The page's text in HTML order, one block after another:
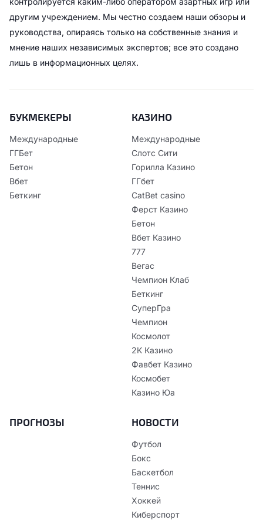
другим учреждением. Мы честно создаем наши обзоры и
руководства, опираясь только на собственные знания и
мнение наших независимых экспертов; все это создано
лишь в информационных целях.
БУКМЕКЕРЫ
Международные
ГГБет
Бетон
Вбет
Беткинг
КАЗИНО
Международные
Слотс Сити
Горилла Казино
ГГбет
CatBet casino
Ферст Казино
Бетон
Вбет Казино
777
Вегас
Чемпион Клаб
Беткинг
СуперГра
Чемпион
Космолот
2К Казино
Фавбет Казино
Космобет
Казино Юа
ПРОГНОЗЫ НОВОСТИ
Футбол
Бокс
Баскетбол
Теннис
Хоккей
Киберспорт